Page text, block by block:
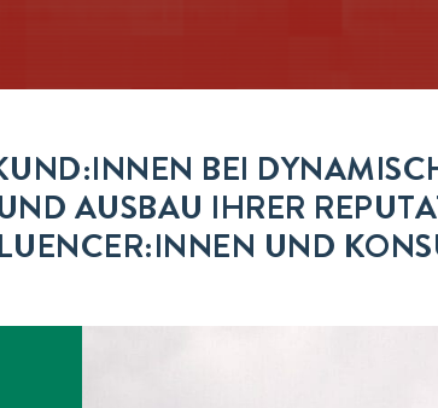
BEI
AUSBAU IHRER
UND